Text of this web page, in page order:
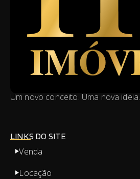
Um novo conceito. Uma nova ideia.
LINKS DO SITE
Venda
Locação